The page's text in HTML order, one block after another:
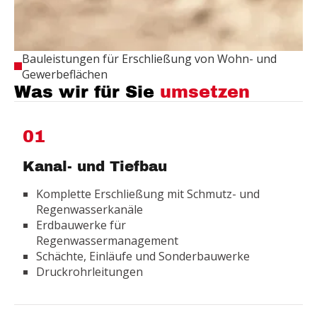
Bauleistungen für Erschließung von Wohn- und
Gewerbeflächen
Was wir für Sie umsetzen
01
Kanal- und Tiefbau
Komplette Erschließung mit Schmutz- und
Regenwasserkanäle
Erdbauwerke für
Regenwassermanagement
Schächte, Einläufe und Sonderbauwerke
Druckrohrleitungen